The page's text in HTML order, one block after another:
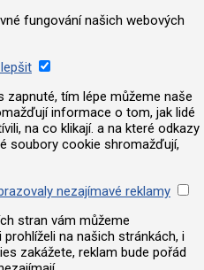
fungování našich webových
tím lépe můžeme naše
informace o tom, jak lidé
na co klikají. a na které odkazy
soubory cookie shromažďují,
nezajímavé reklamy
stran vám můžeme
na našich stránkách, i
zakážete, reklam bude pořád